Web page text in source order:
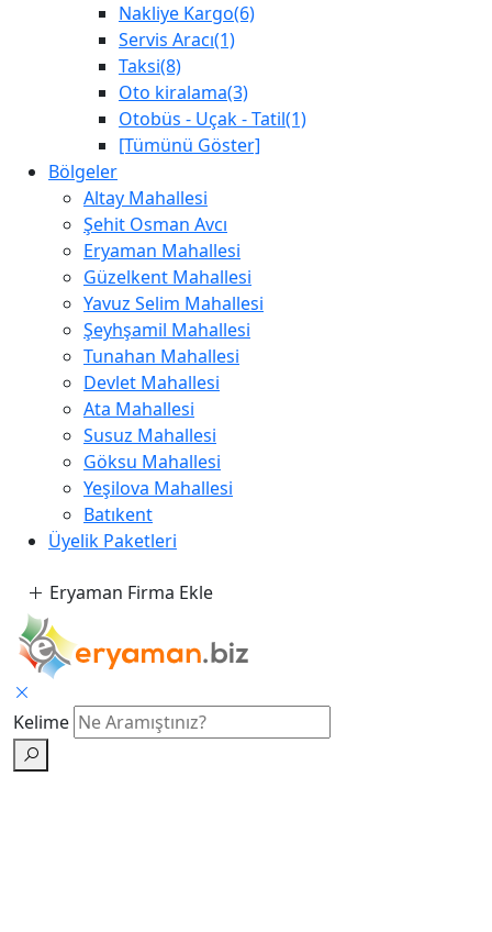
Nakliye Kargo(6)
Servis Aracı(1)
Taksi(8)
Oto kiralama(3)
Otobüs - Uçak - Tatil(1)
[Tümünü Göster]
Bölgeler
Altay Mahallesi
Şehit Osman Avcı
Eryaman Mahallesi
Güzelkent Mahallesi
Yavuz Selim Mahallesi
Şeyhşamil Mahallesi
Tunahan Mahallesi
Devlet Mahallesi
Ata Mahallesi
Susuz Mahallesi
Göksu Mahallesi
Yeşilova Mahallesi
Batıkent
Üyelik Paketleri
Eryaman Firma Ekle
Kelime